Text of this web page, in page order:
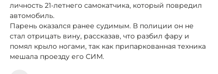
личность 21-летнего самокатчика, который повредил
автомобиль.
Парень оказался ранее судимым. В полиции он не
стал отрицать вину, рассказав, что разбил фару и
помял крыло ногами, так как припаркованная техника
мешала проезду его СИМ.